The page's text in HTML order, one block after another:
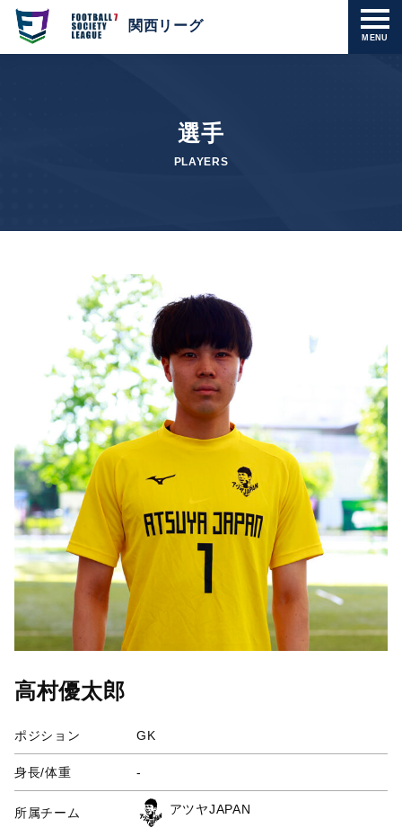
MENU
関西リーグ
選手
PLAYERS
高村優太郎
ポジション GK
身長/体重 -
所属チーム アツヤJAPAN